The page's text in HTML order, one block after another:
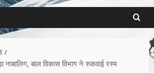
बाल विकास विभाग ने रुकवाई रस्म